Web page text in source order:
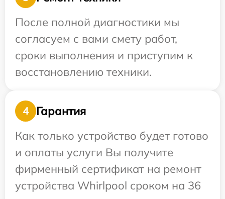
После полной диагностики мы
согласуем с вами смету работ,
сроки выполнения и приступим к
восстановлению техники.
4
Гарантия
Как только устройство будет готово
и оплаты услуги Вы получите
фирменный сертификат на ремонт
устройства Whirlpool сроком на 36